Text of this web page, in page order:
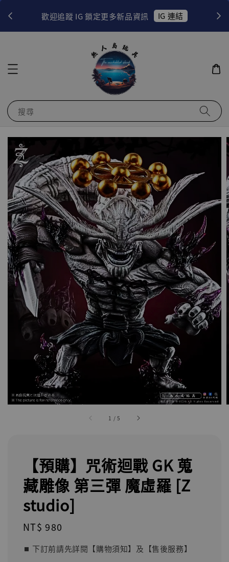
歡迎追蹤 IG 鎖定更多新品資訊 IG 連結
搜尋
1 /5
【預購】咒術迴戰 GK 蒐
藏雕像 第三彈 魔虛羅 [Z
studio]
Regular
NT$ 980
⏹︎ 下訂前請先詳閱【購物須知】及【售後服務】